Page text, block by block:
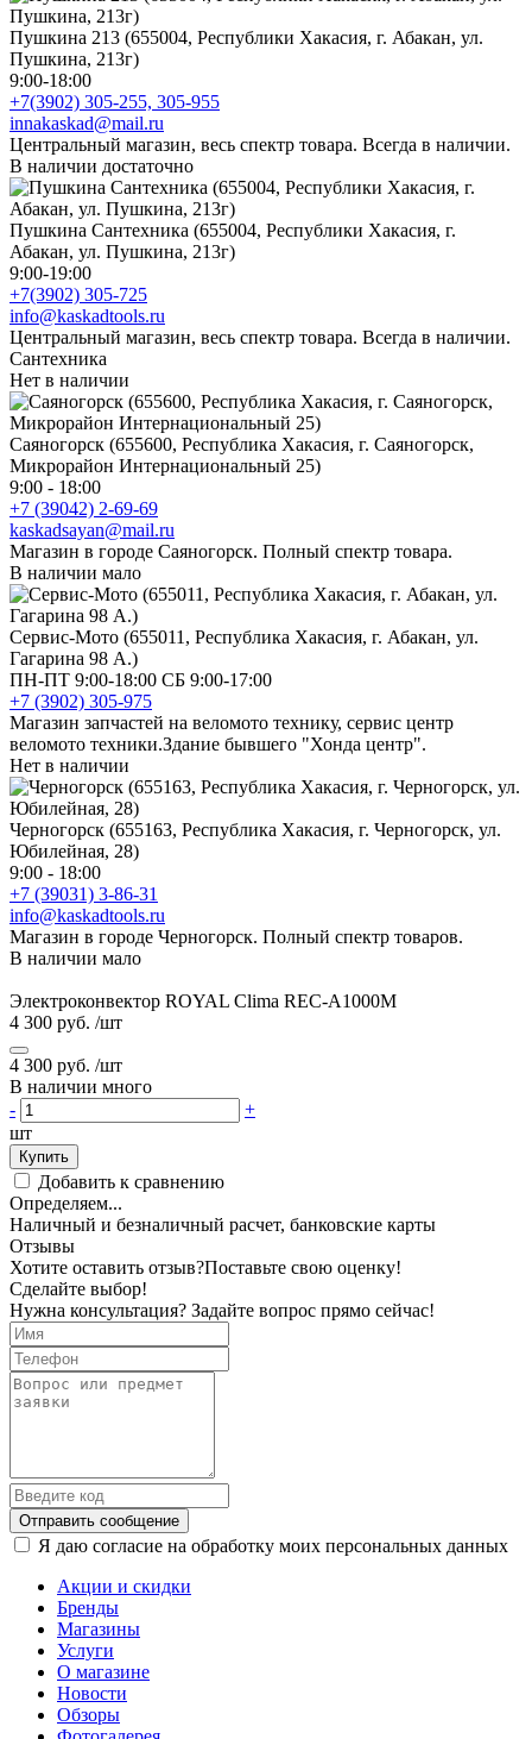
Пушкина 213 (655004, Республики Хакасия, г. Абакан, ул.
Пушкина, 213г)
9:00-18:00
+7(3902) 305-255, 305-955
innakaskad@mail.ru
Центральный магазин, весь спектр товара. Всегда в наличии.
В наличии достаточно
Пушкина Сантехника (655004, Республики Хакасия, г.
Абакан, ул. Пушкина, 213г)
9:00-19:00
+7(3902) 305-725
info@kaskadtools.ru
Центральный магазин, весь спектр товара. Всегда в наличии.
Сантехника
Нет в наличии
Саяногорск (655600, Республика Хакасия, г. Саяногорск,
Микрорайон Интернациональный 25)
9:00 - 18:00
+7 (39042) 2-69-69
kaskadsayan@mail.ru
Магазин в городе Саяногорск. Полный спектр товара.
В наличии мало
Сервис-Мото (655011, Республика Хакасия, г. Абакан, ул.
Гагарина 98 А.)
ПН-ПТ 9:00-18:00 СБ 9:00-17:00
+7 (3902) 305-975
Магазин запчастей на веломото технику, сервис центр
веломото техники.Здание бывшего "Хонда центр".
Нет в наличии
Черногорск (655163, Республика Хакасия, г. Черногорск, ул.
Юбилейная, 28)
9:00 - 18:00
+7 (39031) 3-86-31
info@kaskadtools.ru
Магазин в городе Черногорск. Полный спектр товаров.
В наличии мало
Электроконвектор ROYAL Clima REC-A1000M
4 300 руб. /шт
4 300 руб. /шт
В наличии много
-
+
шт
Купить
Добавить к сравнению
Определяем...
Наличный и безналичный расчет, банковские карты
Отзывы
Хотите оставить отзыв?Поставьте свою оценку!
Сделайте выбор!
Нужна консультация? Задайте вопрос прямо сейчас!
Отправить сообщение
Я даю согласие на обработку моих персональных данных
Акции и скидки
Бренды
Магазины
Услуги
О магазине
Новости
Обзоры